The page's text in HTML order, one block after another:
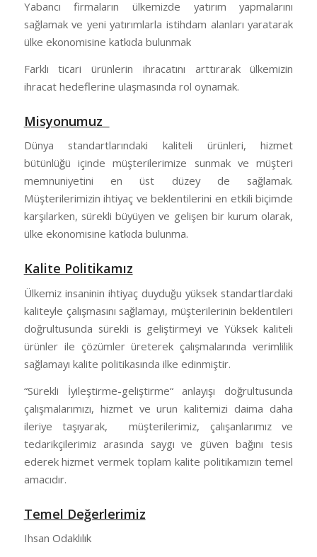
Yabancı firmaların ülkemizde yatırım yapmalarını
sağlamak ve yeni yatırımlarla istihdam alanları yaratarak
ülke ekonomisine katkıda bulunmak
Farklı ticari ürünlerin ihracatını arttırarak ülkemizin
ihracat hedeflerine ulaşmasında rol oynamak.
Misyonumuz
Dünya standartlarındaki kaliteli ürünleri, hizmet
bütünlüğü içinde müşterilerimize sunmak ve müşteri
memnuniyetini en üst düzey de sağlamak.
Müşterilerimizin ihtiyaç ve beklentilerini en etkili biçimde
karşılarken, sürekli büyüyen ve gelişen bir kurum olarak,
ülke ekonomisine katkıda bulunma.
Kalite Politikamız
Ülkemiz insaninin ihtiyaç duyduğu yüksek standartlardaki
kaliteyle çalışmasını sağlamayı, müşterilerinin beklentileri
doğrultusunda sürekli is geliştirmeyi ve Yüksek kaliteli
ürünler ile çözümler üreterek çalışmalarında verimlilik
sağlamayı kalite politikasında ilke edinmiştir.
“Sürekli İyileştirme-geliştirme“ anlayışı doğrultusunda
çalışmalarımızı, hizmet ve urun kalitemizi daima daha
ileriye taşıyarak, müşterilerimiz, çalışanlarımız ve
tedarikçilerimiz arasında saygı ve güven bağını tesis
ederek hizmet vermek toplam kalite politikamızın temel
amacıdır.
Temel Değerlerimiz
Ihsan Odaklılık